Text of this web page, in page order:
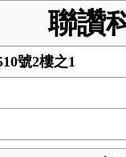
聯讚
號2樓之1